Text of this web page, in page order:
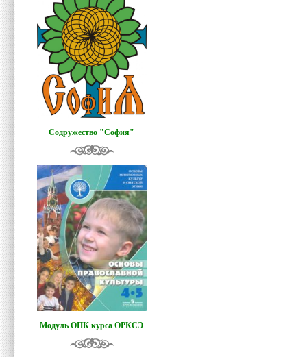
Содружество "София"
Модуль ОПК курса ОРКСЭ